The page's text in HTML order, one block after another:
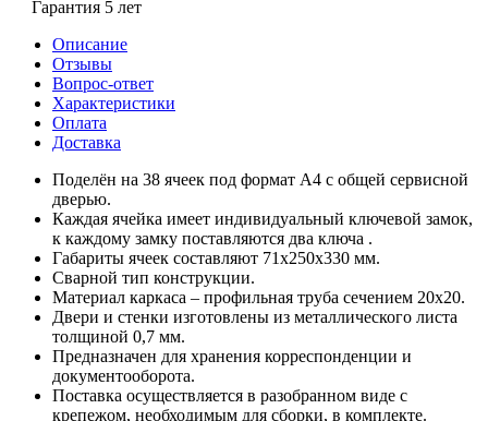
Гарантия 5 лет
Описание
Отзывы
Вопрос-ответ
Характеристики
Оплата
Доставка
Поделён на 38 ячеек под формат А4 с общей сервисной
дверью.
Каждая ячейка имеет индивидуальный ключевой замок,
к каждому замку поставляются два ключа .
Габариты ячеек составляют 71x250x330 мм.
Сварной тип конструкции.
Материал каркаса – профильная труба сечением 20x20.
Двери и стенки изготовлены из металлического листа
толщиной 0,7 мм.
Предназначен для хранения корреспонденции и
документооборота.
Поставка осуществляется в разобранном виде с
крепежом, необходимым для сборки, в комплекте.